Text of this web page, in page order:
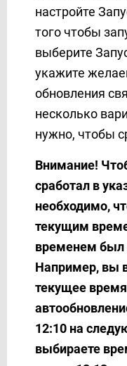
настройте
того чтобы
выберите
укажите
обновления
несколько
нужно, чтобы
Внимание!
сработал в
необходимо,
текущим
временем был
Например, вы
текущее
12:10 на
выбираете